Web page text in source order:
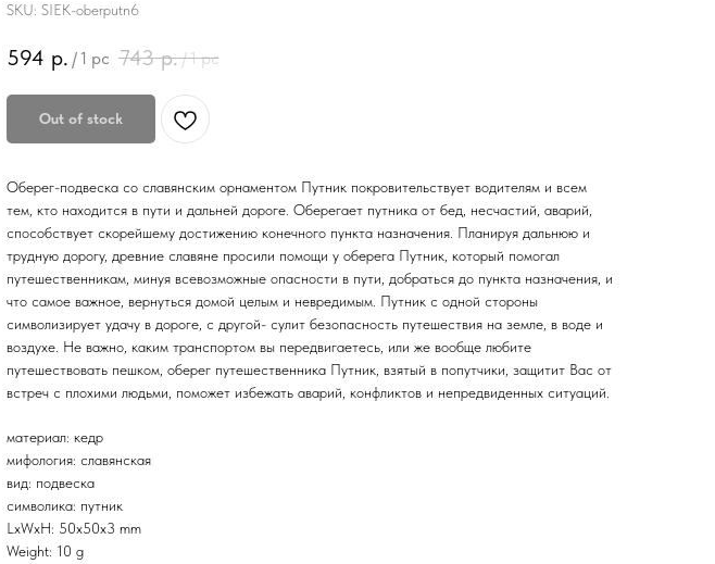
SKU: SIEK-oberputn6
594 р. / 1 pc 743 р./1 pc
Out of stock
Оберег-подвеска со славянским орнаментом Путник покровительствует водителям и всем
тем, кто находится в пути и дальней дороге. Оберегает путника от бед, несчастий, аварий,
способствует скорейшему достижению конечного пункта назначения. Планируя дальнюю и
трудную дорогу, древние славяне просили помощи у оберега Путник, который помогал
путешественникам, минуя всевозможные опасности в пути, добраться до пункта назначения, и
что самое важное, вернуться домой целым и невредимым. Путник с одной стороны
символизирует удачу в дороге, с другой- сулит безопасность путешествия на земле, в воде и
воздухе. Не важно, каким транспортом вы передвигаетесь, или же вообще любите
путешествовать пешком, оберег путешественника Путник, взятый в попутчики, защитит Вас от
встреч с плохими людьми, поможет избежать аварий, конфликтов и непредвиденных ситуаций.
материал: кедр
мифология: славянская
вид: подвеска
символика: путник
LxWxH: 50x50x3 mm
Weight: 10 g